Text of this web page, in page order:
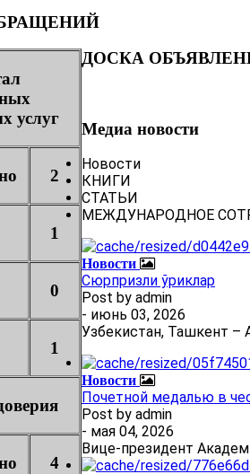
услуг
2
1
0
1
4
ДОСКА
Медиа новости
Новости
КНИГИ
СТАТЬИ
МЕЖДУНАРОДНОЕ
Новости
Сюрпризли ўриклар
Post by admin
- июнь 03, 2026
Узбекистан, Ташкент –
Новости
Почетной медалью в
Post by admin
- мая 04, 2026
Вице-президент